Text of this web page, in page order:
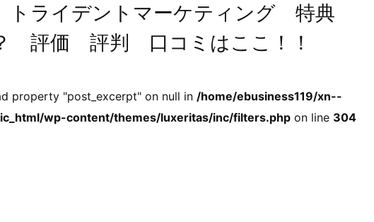
トライデントマーケティング 特典
評価 評判 口コミはここ！！
property "post_excerpt" on null in /home/ebusiness119/xn--
wp-content/themes/luxeritas/inc/filters.php on line 304